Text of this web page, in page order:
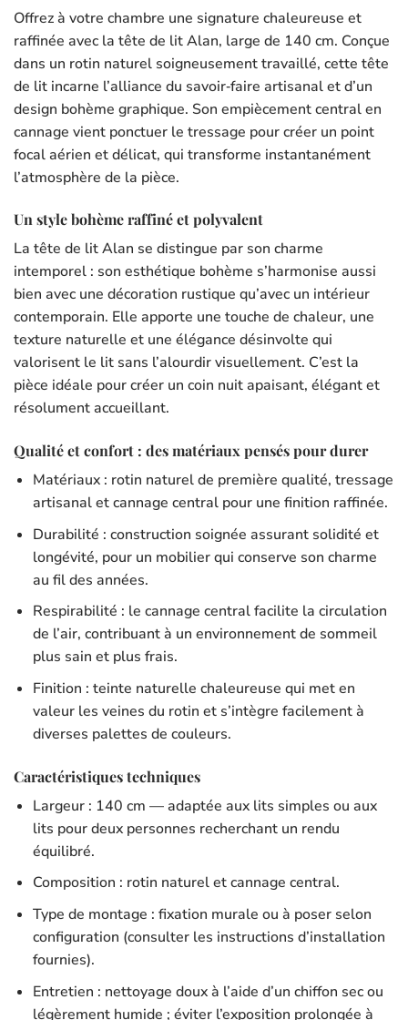
Offrez à votre chambre une signature chaleureuse et
raffinée avec la tête de lit Alan, large de 140 cm. Conçue
dans un rotin naturel soigneusement travaillé, cette tête
de lit incarne l’alliance du savoir‑faire artisanal et d’un
design bohème graphique. Son empiècement central en
cannage vient ponctuer le tressage pour créer un point
focal aérien et délicat, qui transforme instantanément
l’atmosphère de la pièce.
Un style bohème raffiné et polyvalent
La tête de lit Alan se distingue par son charme
intemporel : son esthétique bohème s’harmonise aussi
bien avec une décoration rustique qu’avec un intérieur
contemporain. Elle apporte une touche de chaleur, une
texture naturelle et une élégance désinvolte qui
valorisent le lit sans l’alourdir visuellement. C’est la
pièce idéale pour créer un coin nuit apaisant, élégant et
résolument accueillant.
Qualité et confort : des matériaux pensés pour durer
Matériaux : rotin naturel de première qualité, tressage
artisanal et cannage central pour une finition raffinée.
Durabilité : construction soignée assurant solidité et
longévité, pour un mobilier qui conserve son charme
au fil des années.
Respirabilité : le cannage central facilite la circulation
de l’air, contribuant à un environnement de sommeil
plus sain et plus frais.
Finition : teinte naturelle chaleureuse qui met en
valeur les veines du rotin et s’intègre facilement à
diverses palettes de couleurs.
Caractéristiques techniques
Largeur : 140 cm — adaptée aux lits simples ou aux
lits pour deux personnes recherchant un rendu
équilibré.
Composition : rotin naturel et cannage central.
Type de montage : fixation murale ou à poser selon
configuration (consulter les instructions d’installation
fournies).
Entretien : nettoyage doux à l’aide d’un chiffon sec ou
légèrement humide ; éviter l’exposition prolongée à